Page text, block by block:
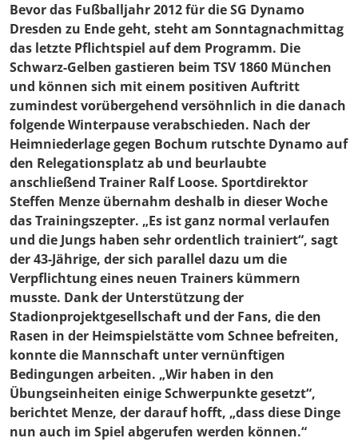
Bevor das Fußballjahr 2012 für die SG Dynamo
Dresden zu Ende geht, steht am Sonntagnachmittag
das letzte Pflichtspiel auf dem Programm. Die
Schwarz-Gelben gastieren beim TSV 1860 München
und können sich mit einem positiven Auftritt
zumindest vorübergehend versöhnlich in die danach
folgende Winterpause verabschieden. Nach der
Heimniederlage gegen Bochum rutschte Dynamo auf
den Relegationsplatz ab und beurlaubte
anschließend Trainer Ralf Loose. Sportdirektor
Steffen Menze übernahm deshalb in dieser Woche
das Trainingszepter. „Es ist ganz normal verlaufen
und die Jungs haben sehr ordentlich trainiert“, sagt
der 43-Jährige, der sich parallel dazu um die
Verpflichtung eines neuen Trainers kümmern
musste. Dank der Unterstützung der
Stadionprojektgesellschaft und der Fans, die den
Rasen in der Heimspielstätte vom Schnee befreiten,
konnte die Mannschaft unter vernünftigen
Bedingungen arbeiten. „Wir haben in den
Übungseinheiten einige Schwerpunkte gesetzt“,
berichtet Menze, der darauf hofft, „dass diese Dinge
nun auch im Spiel abgerufen werden können.“